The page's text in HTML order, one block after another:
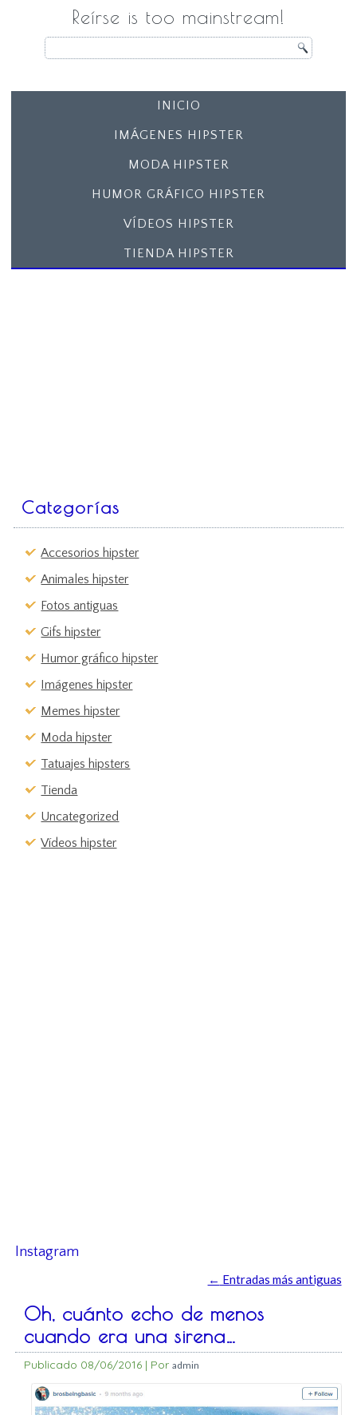
Reírse is too mainstream!
INICIO
IMÁGENES HIPSTER
MODA HIPSTER
HUMOR GRÁFICO HIPSTER
VÍDEOS HIPSTER
TIENDA HIPSTER
Categorías
Accesorios hipster
Animales hipster
Fotos antiguas
Gifs hipster
Humor gráfico hipster
Imágenes hipster
Memes hipster
Moda hipster
Tatuajes hipsters
Tienda
Uncategorized
Vídeos hipster
Instagram
← Entradas más antiguas
Oh, cuánto echo de menos
cuando era una sirena…
Publicado 08/06/2016 | Por admin